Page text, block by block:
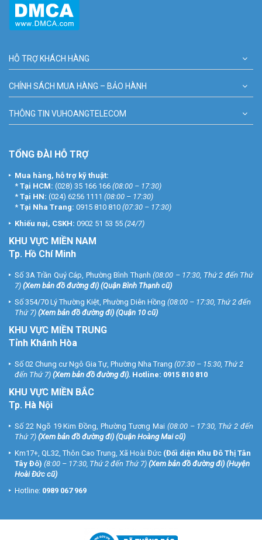
HỖ TRỢ KHÁCH HÀNG
CHÍNH SÁCH MUA HÀNG – BẢO HÀNH
THÔNG TIN VUHOANGTELECOM
TỔNG ĐÀI HỖ TRỢ
Mua hàng, hỗ trợ kỹ thuật:
* Tại HCM: (028) 35 166 166 (08:00 – 17:30)
* Tại HN: (024) 6256 1111 (08:00 – 17:30)
* Tại Nha Trang: 0915 810 810 (07:30 – 17:30)
Khiếu nại, CSKH: 0902 51 53 55 (24/7)
KHU VỰC MIỀN NAM
Tp. Hồ Chí Minh
Số 3A Trần Quý Cáp, Phường Bình Thạnh (08:00 – 17:30, Thứ 2 đến Thứ
7) (Xem bản đồ đường đi) (Quận Bình Thạnh cũ)
Số 354/70 Lý Thường Kiệt, Phường Diên Hồng (08:00 – 17:30, Thứ 2 đến
Thứ 7) (Xem bản đồ đường đi) (Quận 10 cũ)
KHU VỰC MIỀN TRUNG
Tỉnh Khánh Hòa
Số 02 Chung cư Ngô Gia Tự, Phường Nha Trang (07:30 – 15:30, Thứ 2
đến Thứ 7) (Xem bản đồ đường đi). Hotline: 0915 810 810
KHU VỰC MIỀN BẮC
Tp. Hà Nội
Số 22 Ngõ 19 Kim Đồng, Phường Tương Mai (08:00 – 17:30, Thứ 2 đến
Thứ 7) (Xem bản đồ đường đi) (Quận Hoàng Mai cũ)
Km17+, QL32, Thôn Cao Trung, Xã Hoài Đức (Đối diện Khu Đô Thị Tân
Tây Đô) (8:00 – 17:30, Thứ 2 đến Thứ 7) (Xem bản đồ đường đi) (Huyện
Hoài Đức cũ)
Hotline: 0989 067 969